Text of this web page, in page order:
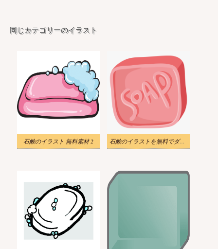
同じカテゴリーのイラスト
石鹸のイラスト 無料素材 2 石鹸のイラストを無料でダウンロード